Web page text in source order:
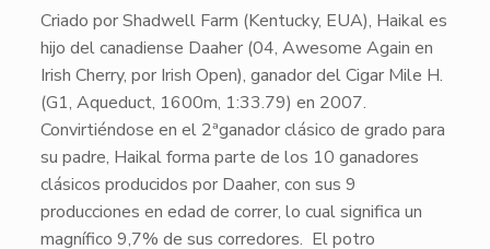
Criado porShadwell Farm (Kentucky, EUA), Haikales
hijo del canadiense Daaher(04, Awesome Again en
Irish Cherry, por Irish Open), ganador del Cigar Mile H.
(G1, Aqueduct, 1600m, 1:33.79) en 2007.
Convirtiéndose en el 2ªganador clásico de grado para
su padre, Haikalforma parte de los 10 ganadores
clásicos producidos por Daaher, con sus 9
producciones en edad de correr, lo cual significa un
magnífico 9,7% de sus corredores. El potro